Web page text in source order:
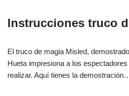
Instrucciones truco
El truco de magia Misled,
Hueta impresiona a los
realizar. Aquí tienes la